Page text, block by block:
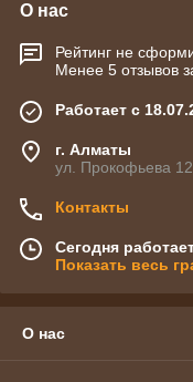
О нас
Рейтинг не
Менее 5 отзывов
Работает с
г. Алматы
ул. Прокофьева
Контакты
Сегодня
Показать весь
О нас